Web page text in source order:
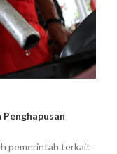
pemerintah terkait